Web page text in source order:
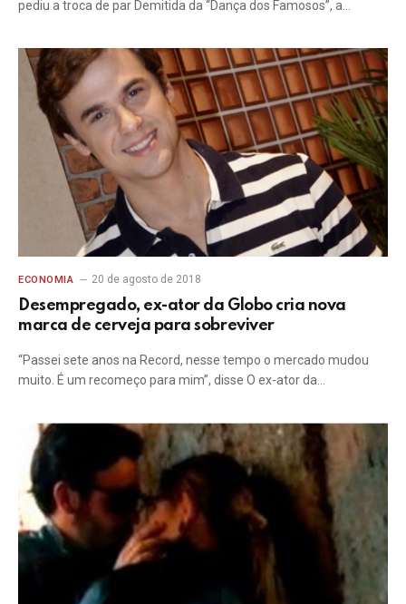
pediu a troca de par Demitida da “Dança dos Famosos”, a…
ECONOMIA 20 de agosto de 2018
Desempregado, ex-ator da Globo cria nova
marca de cerveja para sobreviver
“Passei sete anos na Record, nesse tempo o mercado mudou
muito. É um recomeço para mim”, disse O ex-ator da…